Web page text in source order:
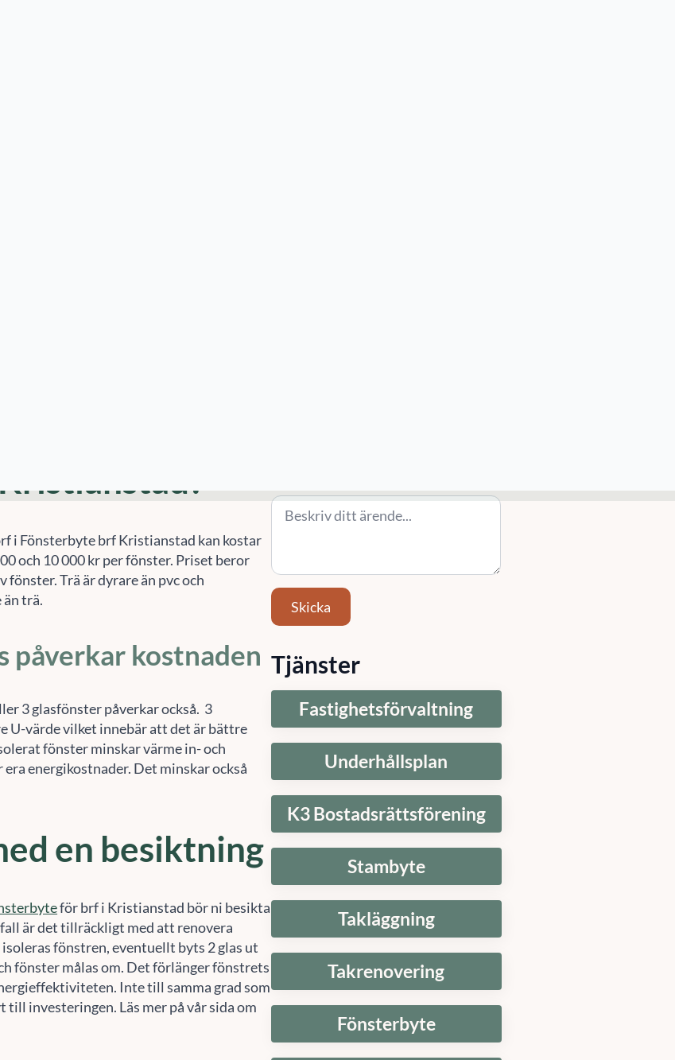
i Fönsterbyte brf Kristianstad kan kostar
och 10 000 kr per fönster. Priset beror
fönster. Trä är dyrare än pvc och
trä.
påverkar kostnaden
3 glasfönster påverkar också. 3
U-värde vilket innebär att det är bättre
fönster minskar värme in- och
energikostnader. Det minskar också
en besiktning
för brf i Kristianstad bör ni besikta
är det tillräckligt med att renovera
fönstren, eventuellt byts 2 glas ut
fönster målas om. Det förlänger fönstrets
Inte till samma grad som
investeringen. Läs mer på vår sida om
Skicka
Tjänster
Fastighetsförvaltning
Underhållsplan
K3 Bostadsrättsförening
Stambyte
Takläggning
Takrenovering
Fönsterbyte